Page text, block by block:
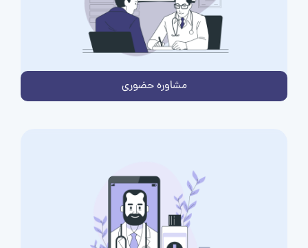
مشاوره حضوری